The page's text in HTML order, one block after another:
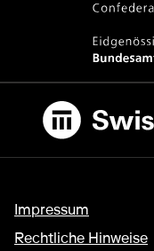
Impressum
Rechtliche Hinweise